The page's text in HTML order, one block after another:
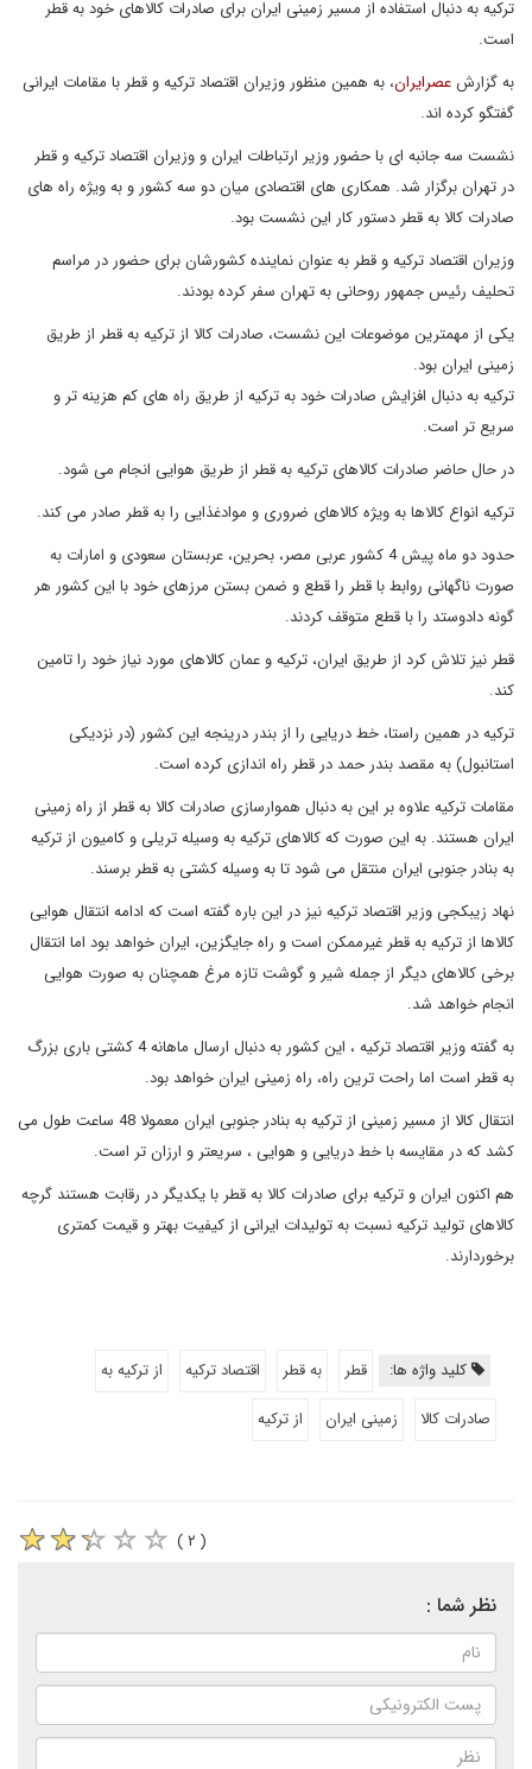
ترکیه به دنبال استفاده از مسیر زمینی ایران برای صادرات کالاهای خود به قطر
است.
به گزارشعصرایران، به همین منظور وزیران اقتصاد ترکیه و قطر با مقامات ایرانی
گفتگو کرده اند.
نشست سه جانبه ای با حضور وزیر ارتباطات ایران و وزیران اقتصاد ترکیه و قطر
در تهران برگزار شد. همکاری های اقتصادی میان دو سه کشور و به ویژه راه های
صادرات کالا به قطر دستور کار این نشست بود.
وزیران اقتصاد ترکیه و قطر به عنوان نماینده کشورشان برای حضور در مراسم
تحلیف رئیس جمهور روحانی به تهران سفر کرده بودند.
یکی از مهمترین موضوعات این نشست، صادرات کالا از ترکیه به قطر از طریق
زمینی ایران بود.
ترکیه به دنبال افزایش صادرات خود به ترکیه از طریق راه های کم هزینه تر و
سریع تر است.
در حال حاضر صادرات کالاهای ترکیه به قطر از طریق هوایی انجام می شود.
ترکیه انواع کالاها به ویژه کالاهای ضروری و موادغذایی را به قطر صادر می کند.
حدود دو ماه پیش 4 کشور عربی مصر، بحرین، عربستان سعودی و امارات به
صورت ناگهانی روابط با قطر را قطع و ضمن بستن مرزهای خود با این کشور هر
گونه دادوستد را با قطع متوقف کردند.
قطر نیز تلاش کرد از طریق ایران، ترکیه و عمان کالاهای مورد نیاز خود را تامین
کند.
ترکیه در همین راستا، خط دریایی را از بندر درینجه این کشور (در نزدیکی
استانبول) به مقصد بندر حمد در قطر راه اندازی کرده است.
مقامات ترکیه علاوه بر این به دنبال هموارسازی صادرات کالا به قطر از راه زمینی
ایران هستند. به این صورت که کالاهای ترکیه به وسیله تریلی و کامیون از ترکیه
به بنادر جنوبی ایران منتقل می شود تا به وسیله کشتی به قطر برسند.
نهاد زیبکجی وزیر اقتصاد ترکیه نیز در این باره گفته است که ادامه انتقال هوایی
کالاها از ترکیه به قطر غیرممکن است و راه جایگزین، ایران خواهد بود اما انتقال
برخی کالاهای دیگر از جمله شیر و گوشت تازه مرغ همچنان به صورت هوایی
انجام خواهد شد.
به گفته وزیر اقتصاد ترکیه ، این کشور به دنبال ارسال ماهانه 4 کشتی باری بزرگ
به قطر است اما راحت ترین راه، راه زمینی ایران خواهد بود.
انتقال کالا از مسیر زمینی از ترکیه به بنادر جنوبی ایران معمولا 48 ساعت طول می
کشد که در مقایسه با خط دریایی و هوایی ، سریعتر و ارزان تر است.
هم اکنون ایران و ترکیه برای صادرات کالا به قطر با یکدیگر در رقابت هستند گرچه
کالاهای تولید ترکیه نسبت به تولیدات ایرانی از کیفیت بهتر و قیمت کمتری
برخوردارند.
کلید واژه ها: قطر به قطر اقتصاد ترکیه
از ترکیه به
صادرات کالا
زمینی ایران از ترکیه
( ۲ )
نظر شما :